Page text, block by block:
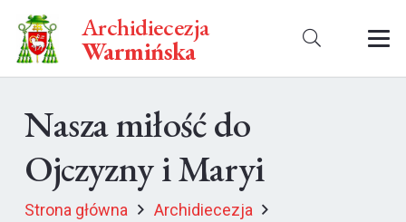
Archidiecezja
Warmińska
Nasza miłość do
Ojczyzny i Maryi
Strona główna
Archidiecezja